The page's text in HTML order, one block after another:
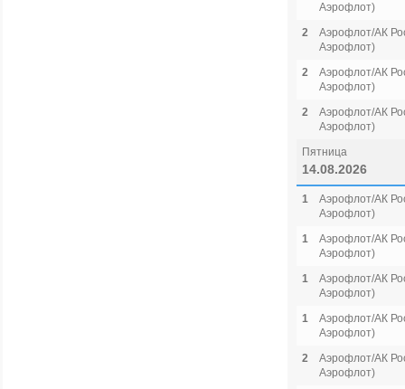
Аэрофлот)
2
Аэрофлот/АК
Аэрофлот)
2
Аэрофлот/АК
Аэрофлот)
2
Аэрофлот/АК
Аэрофлот)
Пятница
14.08.2026
1
Аэрофлот/АК
Аэрофлот)
1
Аэрофлот/АК
Аэрофлот)
1
Аэрофлот/АК
Аэрофлот)
1
Аэрофлот/АК
Аэрофлот)
2
Аэрофлот/АК
Аэрофлот)